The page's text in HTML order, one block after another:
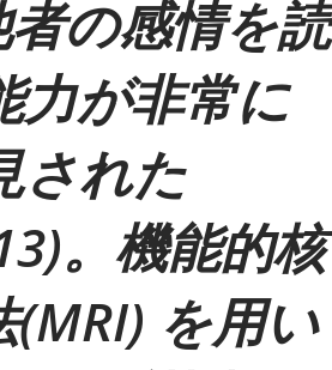
の感情を読
力が非常に
された
。機能的核
を用い